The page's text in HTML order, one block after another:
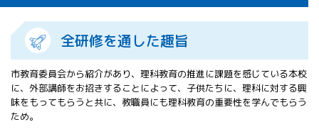
関会議）宇
宙教育 for
All 分科会
APRSAF宇宙
教育 for All
分科会 年次
全研修を通した趣旨
市教育委員会から紹介があり、理科教育の推進に課題を感じている本校
に、外部講師をお招きすることによって、子供たちに、理科に対する興
味をもってもらうと共に、教職員にも理科教育の重要性を学んでもらう
ため。